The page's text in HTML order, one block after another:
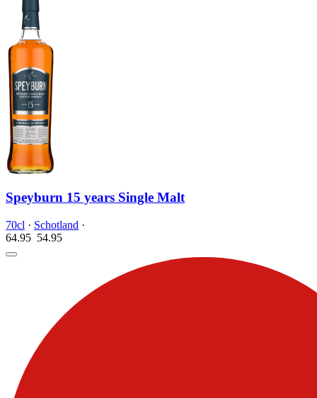
Speyburn 15 years Single Malt
70cl · Schotland ·
64.95 54.95